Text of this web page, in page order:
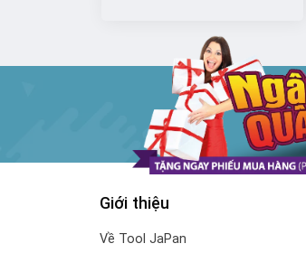
Giới thiệu
Về Tool JaPan